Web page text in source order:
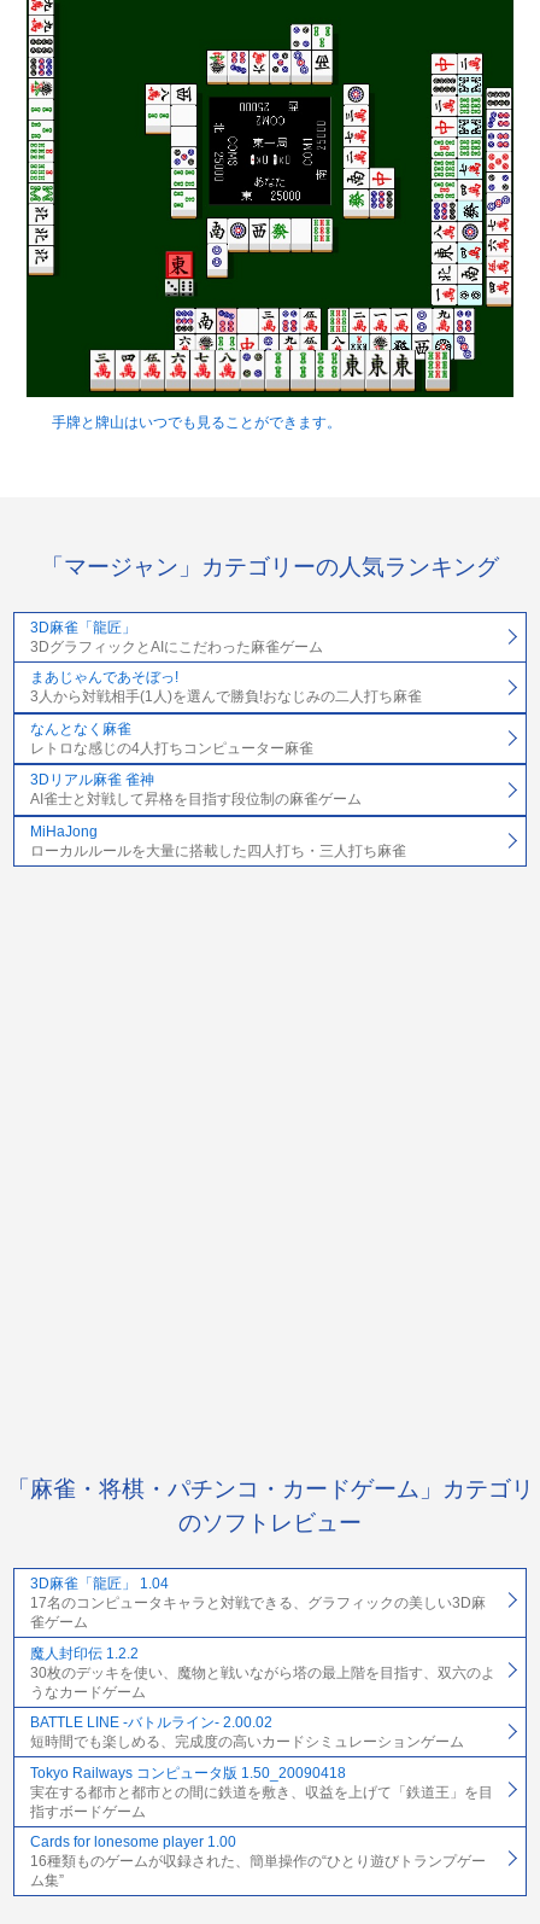
手牌と牌山はいつでも見ることができます。
「マージャン」カテゴリーの人気ランキング
3D麻雀「龍匠」
3DグラフィックとAIにこだわった麻雀ゲーム
まあじゃんであそぼっ!
3人から対戦相手(1人)を選んで勝負!おなじみの二人打ち麻雀
なんとなく麻雀
レトロな感じの4人打ちコンピューター麻雀
3Dリアル麻雀 雀神
AI雀士と対戦して昇格を目指す段位制の麻雀ゲーム
MiHaJong
ローカルルールを大量に搭載した四人打ち・三人打ち麻雀
「麻雀・将棋・パチンコ・カードゲーム」カテゴリ
のソフトレビュー
3D麻雀「龍匠」 1.04
17名のコンピュータキャラと対戦できる、グラフィックの美しい3D麻
雀ゲーム
魔人封印伝 1.2.2
30枚のデッキを使い、魔物と戦いながら塔の最上階を目指す、双六のよ
うなカードゲーム
BATTLE LINE -バトルライン- 2.00.02
短時間でも楽しめる、完成度の高いカードシミュレーションゲーム
Tokyo Railways コンピュータ版 1.50_20090418
実在する都市と都市との間に鉄道を敷き、収益を上げて「鉄道王」を目
指すボードゲーム
Cards for lonesome player 1.00
16種類ものゲームが収録された、簡単操作の“ひとり遊びトランプゲー
ム集”